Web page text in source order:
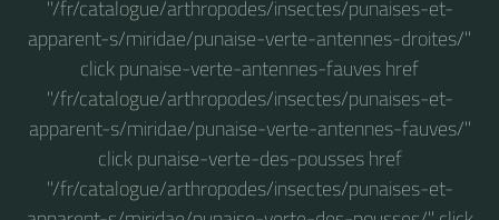
"/fr/catalogue/arthropodes/insectes/punaises-et-
apparent-s/miridae/punaise-verte-antennes-droites/"
click punaise-verte-antennes-fauves href
"/fr/catalogue/arthropodes/insectes/punaises-et-
apparent-s/miridae/punaise-verte-antennes-fauves/"
click punaise-verte-des-pousses href
"/fr/catalogue/arthropodes/insectes/punaises-et-